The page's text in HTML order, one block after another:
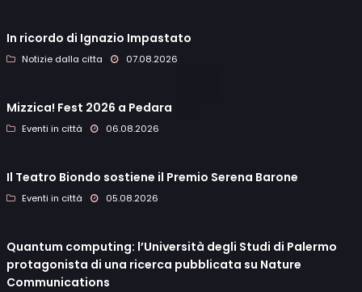
In ricordo di Ignazio Impastato
Notizie dalla citta 07.08.2026
Mizzica! Fest 2026 a Pedara
Eventi in città 06.08.2026
Il Teatro Biondo sostiene il Premio Serena Barone
Eventi in città 05.08.2026
Quantum computing: l’Università degli Studi di Palermo
protagonista di una ricerca pubblicata su Nature
Communications